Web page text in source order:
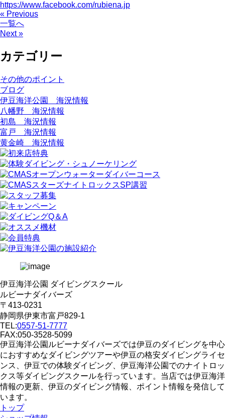
https://www.facebook.com/rubiena.jp
« Previous
一覧へ
Next »
カテゴリー
その他のポイント
ブログ
伊豆海洋公園 海況情報
八幡野 海況情報
初島 海況情報
富戸 海況情報
黄金崎 海況情報
伊豆海洋公園 ダイビングスクール
ルビーナダイバーズ
〒413-0231
静岡県伊東市富戸829-1
TEL:0557-51-7777
FAX:050-3528-5099
伊豆海洋公園ルビーナダイバーズでは伊豆のダイビングを中心
におすすめなダイビングツアーや伊豆の格安ダイビングライセ
ンス、伊豆での体験ダイビング、伊豆海洋公園でのナイトロッ
クス等ダイビングスクールを行っています。当店では伊豆海洋
情報の更新、伊豆のダイビング情報、ポイント情報を発信して
います。
トップ